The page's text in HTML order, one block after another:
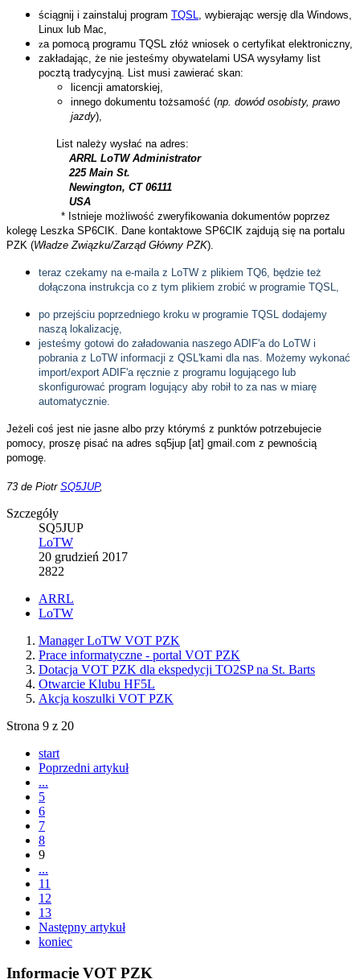
ściągnij i zainstaluj program TQSL, wybierając wersję dla Windows,
Linux lub Mac,
za pomocą programu TQSL złóż wniosek o certyfikat elektroniczny,
zakładając, że nie jesteśmy obywatelami USA wysyłamy list
pocztą tradycyjną. List musi zawierać skan:
licencji amatorskiej,
innego dokumentu tożsamość (np. dowód osobisty, prawo
jazdy),
List należy wysłać na adres:
ARRL LoTW Administrator
225 Main St.
Newington, CT 06111
USA
* Istnieje możliwość zweryfikowania dokumentów poprzez
kolegę Leszka SP6CIK. Dane kontaktowe SP6CIK zajdują się na portalu
PZK (Władze Związku/Zarząd Główny PZK).
teraz czekamy na e-maila z LoTW z plikiem TQ6, będzie też
dołączona instrukcja co z tym plikiem zrobić w programie TQSL,
po przejściu poprzedniego kroku w programie TQSL dodajemy
naszą lokalizację,
jesteśmy gotowi do załadowania naszego ADIF'a do LoTW i
pobrania z LoTW informacji z QSL'kami dla nas. Możemy wykonać
import/export ADIF'a ręcznie z programu logującego lub
skonfigurować program logujący aby robił to za nas w miarę
automatycznie.
Jeżeli coś jest nie jasne albo przy którymś z punktów potrzebujecie
pomocy, proszę pisać na adres sq5jup [at] gmail.com z pewnością
pomogę.
73 de Piotr SQ5JUP,
Szczegóły
SQ5JUP
LoTW
20 grudzień 2017
2822
ARRL
LoTW
Manager LoTW VOT PZK
Prace informatyczne - portal VOT PZK
Dotacja VOT PZK dla ekspedycji TO2SP na St. Barts
Otwarcie Klubu HF5L
Akcja koszulki VOT PZK
Strona 9 z 20
start
Poprzedni artykuł
...
5
6
7
8
9
...
11
12
13
Następny artykuł
koniec
Informacje VOT PZK